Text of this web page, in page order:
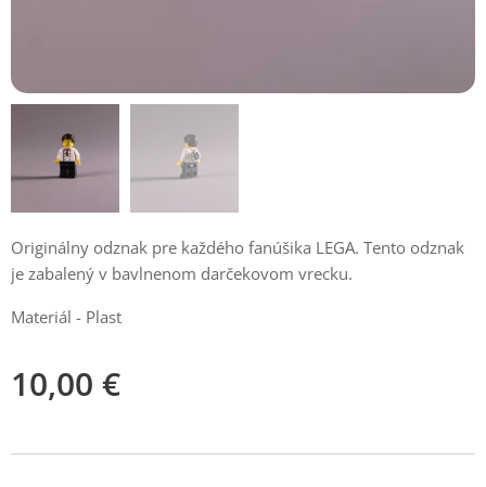
Originálny odznak pre každého fanúšika LEGA. Tento odznak
je zabalený v bavlnenom darčekovom vrecku.
Materiál - Plast
10,00 €